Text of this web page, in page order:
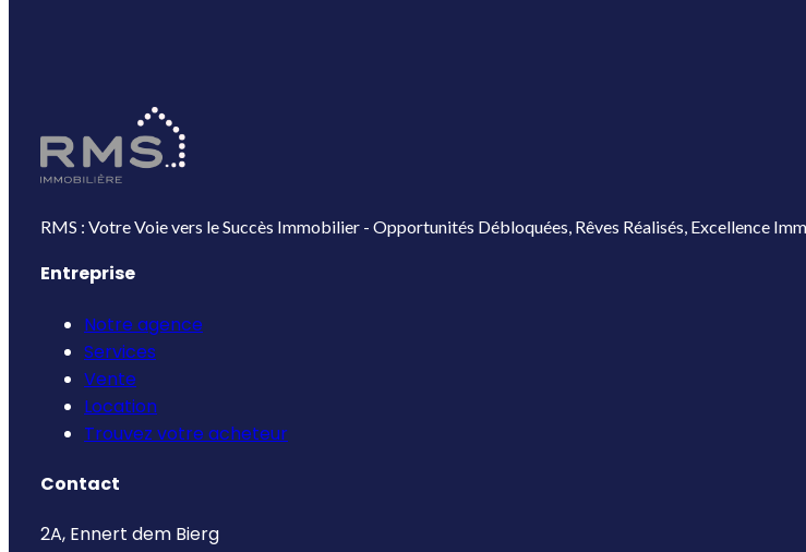
RMS : Votre Voie vers le Succès Immobilier - Opportunités Débloquées, Rêves Réalisés, Excellence
Entreprise
Notre agence
Services
Vente
Location
Trouvez votre acheteur
Contact
2A, Ennert dem Bierg